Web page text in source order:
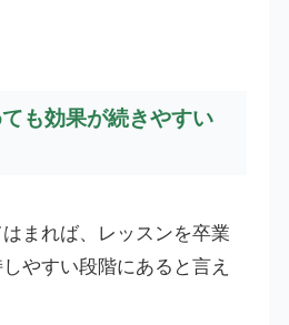
も効果が続きやすい
まれば、レッスンを卒業
やすい段階にあると言え